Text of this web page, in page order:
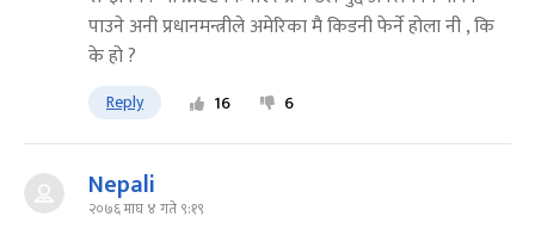
पाउने अनी प्र​धान​म​न्त्रीले अमेरिका मै किड​नी फेर्ने होला नी , कि
के हो ?
Reply 16 6
Nepali
२०७६ माघ ४ गते ९:१९